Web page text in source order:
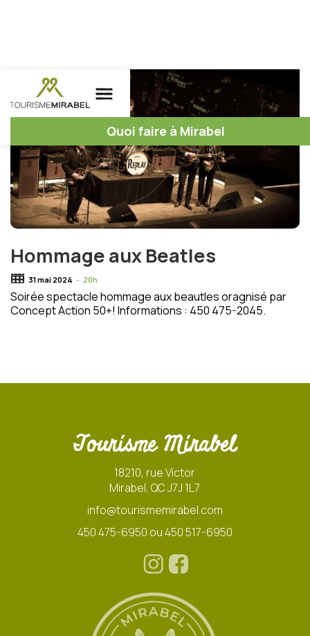
Quoi faire à Mirabel
Hommage aux Beatles
31 mai 2024 - 20h
Soirée spectacle hommage aux beautles oragnisé par
Concept Action 50+! Informations : 450 475-2045.
Tourisme Mirabel
18210, rue Victor
Mirabel, QC J7J 1L7
info@tourismemirabel.com
450 475-6950 ou 450 517-6950